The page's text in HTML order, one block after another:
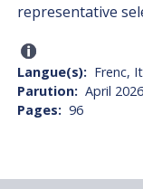
representative
Langue(s)
Frenc,
Parution
April 2026
Pages
96